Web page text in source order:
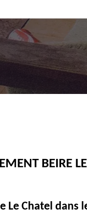
BEIRE
Le Chatel dans